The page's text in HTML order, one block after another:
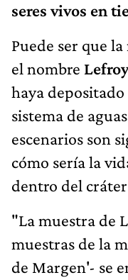
seres vivos en
Puede ser que
el nombre
haya
sistema de
escenarios son
cómo sería la
dentro del cráter
"La muestra de
muestras de la
de Margen'- se